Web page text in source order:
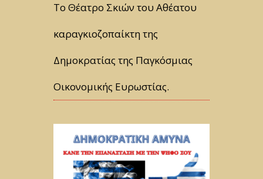
Tο Θέατρο Σκιών του Αθέατου
καραγκιοζοπαίκτη της
Δημοκρατίας της Παγκόσμιας
Οικονομικής Ευρωστίας.